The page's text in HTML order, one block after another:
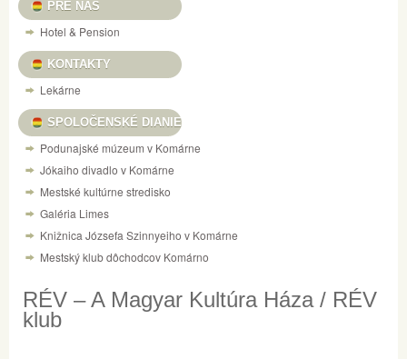
PRE NAS
Hotel & Pension
KONTAKTY
Lekárne
SPOLOČENSKÉ DIANIE
Podunajské múzeum v Komárne
Jókaiho divadlo v Komárne
Mestské kultúrne stredisko
Galéria Limes
Knižnica Józsefa Szinnyeiho v Komárne
Mestský klub dôchodcov Komárno
RÉV – A Magyar Kultúra Háza / RÉV
klub